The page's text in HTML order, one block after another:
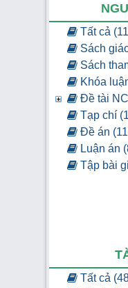
Tất cả
Sách
Sách
Khóa
Đề tài
Tạp chí
Đề án
Luận án
Tập bài
Tất cả